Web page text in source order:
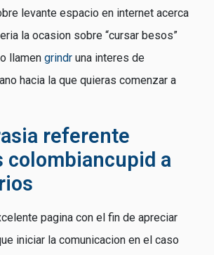
levante espacio en internet acerca
la ocasion sobre “cursar besos”
llamen grindr una interes de
hacia la que quieras comenzar a
referente
colombiancupid a
pagina con el fin de apreciar
iniciar la comunicacion en el caso